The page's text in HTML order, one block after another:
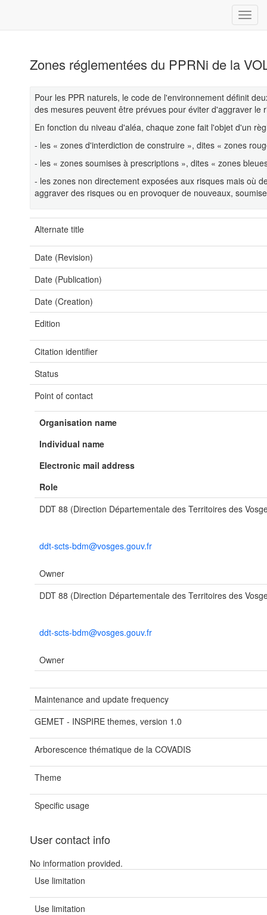
Zones réglementées du PPRNi de la
Pour les PPR naturels, le code de l'environnement définit
des mesures peuvent être prévues pour éviter d'aggraver le
En fonction du niveau d'aléa, chaque zone fait l'objet d'un
- les « zones d'interdiction de construire », dites « zones
- les « zones soumises à prescriptions », dites « zones
- les zones non directement exposées aux risques mais où
aggraver des risques ou en provoquer de nouveaux,
Alternate title
Date (Revision)
Date (Publication)
Date (Creation)
Edition
Citation identifier
Status
Point of contact
Organisation name
Individual name
Electronic mail address
Role
DDT 88 (Direction Départementale des Territoires des
ddt-scts-bdm@vosges.gouv.fr
Owner
DDT 88 (Direction Départementale des Territoires des
ddt-scts-bdm@vosges.gouv.fr
Owner
Maintenance and update frequency
GEMET - INSPIRE themes, version 1.0
Arborescence thématique de la COVADIS
Theme
Specific usage
User contact info
No information provided.
Use limitation
Use limitation